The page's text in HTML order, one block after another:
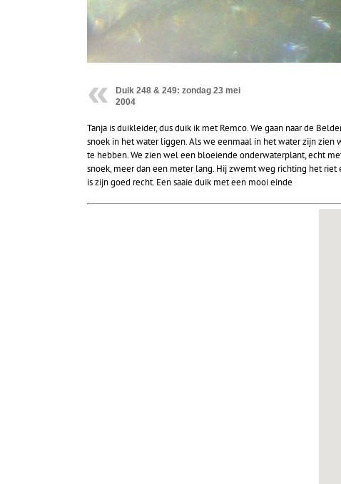
Duik 248 & 249: zondag 23 mei
2004
Tanja is duikleider, dus duik ik met Remco. We gaan naar de
snoek in het water liggen. Als we eenmaal in het water zijn
te hebben. We zien wel een bloeiende onderwaterplant, echt
snoek, meer dan een meter lang. Hij zwemt weg richting het
is zijn goed recht. Een saaie duik met een mooi einde